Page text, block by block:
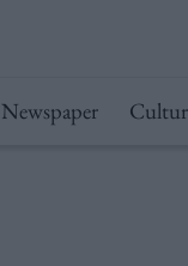
Newspaper